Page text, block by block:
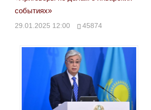
событиях»
29.01.2025 12:00 45874